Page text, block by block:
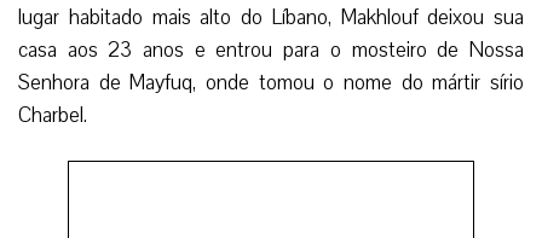
lugar habitado mais alto do Líbano, Makhlouf deixou sua
casa aos 23 anos e entrou para o mosteiro de Nossa
Senhora de Mayfuq, onde tomou o nome do mártir sírio
Charbel.